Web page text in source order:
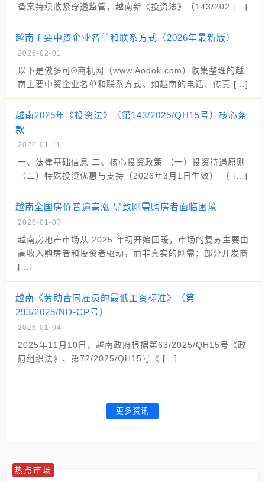
备案持续收紧穿透监管，越南新《投资法》（143/202 […]
越南主要中资企业名单和联系方式（2026年最新版）
2026-02-01
以下是傲多可®商机网（www.Aodok.com）收集整理的越
南主要中资企业名单和联系方式。如越南的电话、传真 […]
越南2025年《投资法》（第143/2025/QH15号）核心条
款
2026-01-11
一、法律基础信息 二、核心投资政策 （一）投资待遇原则
（二）特殊投资优惠与支持（2026年3月1日生效） （ […]
越南全国房价普遍高涨 导致刚需购房者面临困境
2026-01-07
越南房地产市场从 2025 年初开始回暖，市场的复苏主要由
高收入购房者和投资者驱动，而非真实的刚需；部分开发商
[…]
越南《劳动合同雇员的最低工资标准》（第
293/2025/NĐ-CP号）
2026-01-04
2025年11月10日，越南政府根据第63/2025/QH15号《政
府组织法》、第72/2025/QH15号《 […]
更多资讯
热点市场